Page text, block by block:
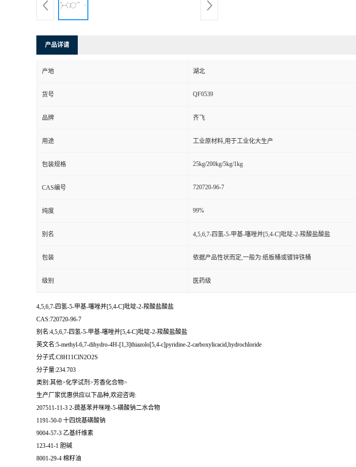
产品详请
产地 湖北
货号 QF0539
品牌 齐飞
用途 工业原材料,用于工业化大生产
包装规格 25kg/200kg/5kg/1kg
CAS编号 720720-96-7
纯度 99%
别名 4,5,6,7-四氢-5-甲基-噻唑并[5,4-C]吡啶-2-羧酸盐酸盐
包装 依据产品性状而定,一般为:纸板桶或镀锌铁桶
级别 医药级
4,5,6,7-四氢-5-甲基-噻唑并[5,4-C]吡啶-2-羧酸盐酸盐
CAS:720720-96-7
别名:4,5,6,7-四氢-5-甲基-噻唑并[5,4-C]吡啶-2-羧酸盐酸盐
英文名:5-methyl-6,7-dihydro-4H-[1,3]thiazolo[5,4-c]pyridine-2-carboxylicacid,hydrochloride
分子式:C8H11ClN2O2S
分子量:234.703
类别:其他>化学试剂>芳香化合物>
生产厂家优惠供应以下品种,欢迎咨询:
207511-11-3 2-巯基苯并咪唑-5-磺酸钠二水合物
1191-50-0 十四烷基磺酸钠
9004-57-3 乙基纤维素
123-41-1 胆碱
8001-29-4 棉籽油